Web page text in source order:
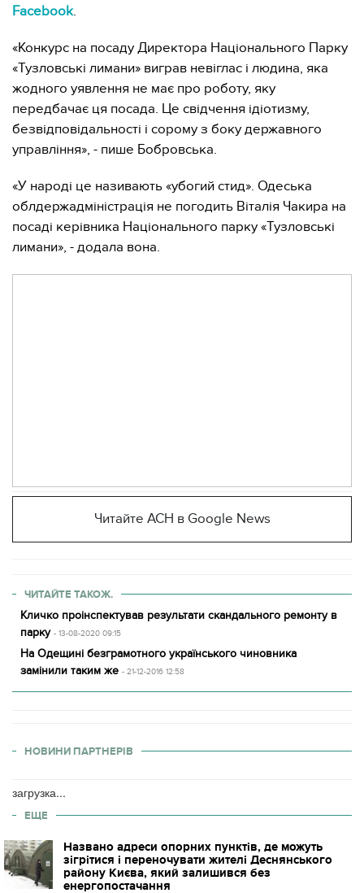
Facebook.
«Конкурс на посаду Директора Національного Парку
«Тузловські лимани» виграв невіглас і людина, яка
жодного уявлення не має про роботу, яку
передбачає ця посада. Це свідчення ідіотизму,
безвідповідальності і сорому з боку державного
управління», - пише Бобровська.
«У народі це називають «убогий стид». Одеська
облдержадміністрація не погодить Віталія Чакира на
посаді керівника Національного парку «Тузловські
лимани», - додала вона.
Читайте АСН в Google News
ЧИТАЙТЕ ТАКОЖ.
Кличко проінспектував результати скандального ремонту в
парку - 13-08-2020 09:15
На Одещині безграмотного українського чиновника
замінили таким же - 21-12-2016 12:58
НОВИНИ ПАРТНЕРІВ
загрузка...
ЕЩЕ
Названо адреси опорних пунктів, де можуть
зігрітися і переночувати жителі Деснянського
району Києва, який залишився без
енергопостачання